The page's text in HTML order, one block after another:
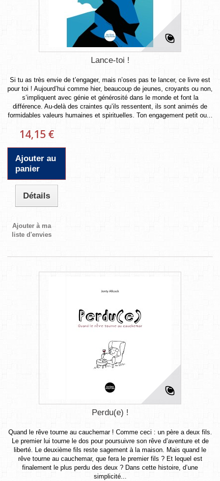
Lance-toi !
Si tu as très envie de t’engager, mais n’oses pas te lancer, ce livre est
pour toi ! Aujourd’hui comme hier, beaucoup de jeunes, croyants ou non,
s’impliquent avec génie et générosité dans le monde et font la
différence. Au-delà des craintes qu’ils ressentent, ils sont animés de
formidables valeurs humaines et spirituelles. Ton engagement petit ou...
14,15 €
Ajouter au
panier
Détails
Ajouter à ma
liste d'envies
Perdu(e) !
Quand le rêve tourne au cauchemar ! Comme ceci : un père a deux fils.
Le premier lui tourne le dos pour poursuivre son rêve d’aventure et de
liberté. Le deuxième fils reste sagement à la maison. Mais quand le
rêve tourne au cauchemar, que fera le premier fils ? Et lequel est
finalement le plus perdu des deux ? Dans cette histoire, d’une
simplicité...